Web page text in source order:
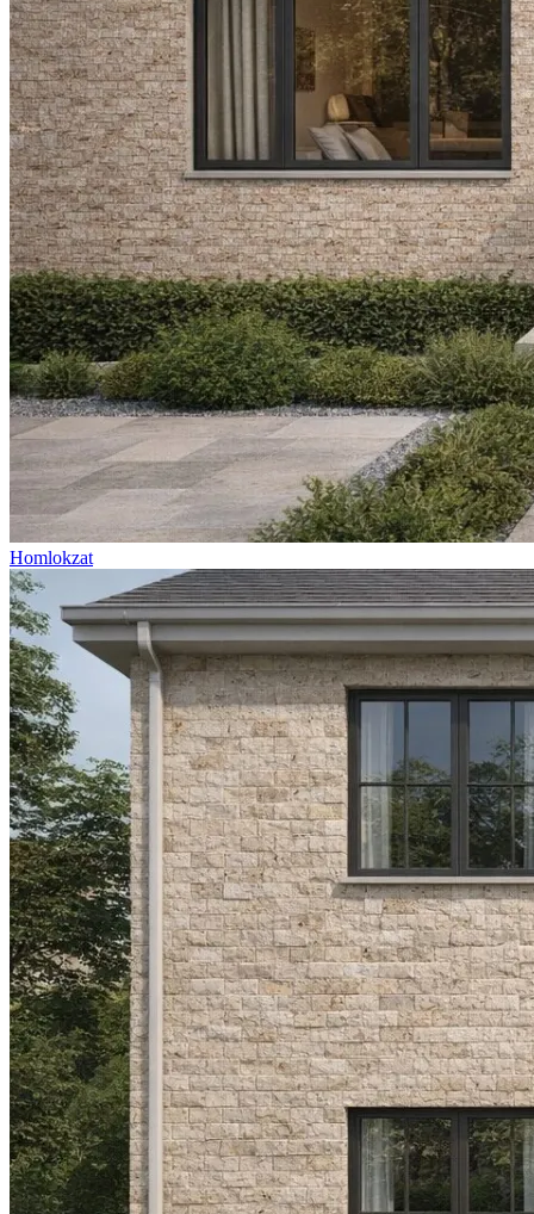
Homlokzat